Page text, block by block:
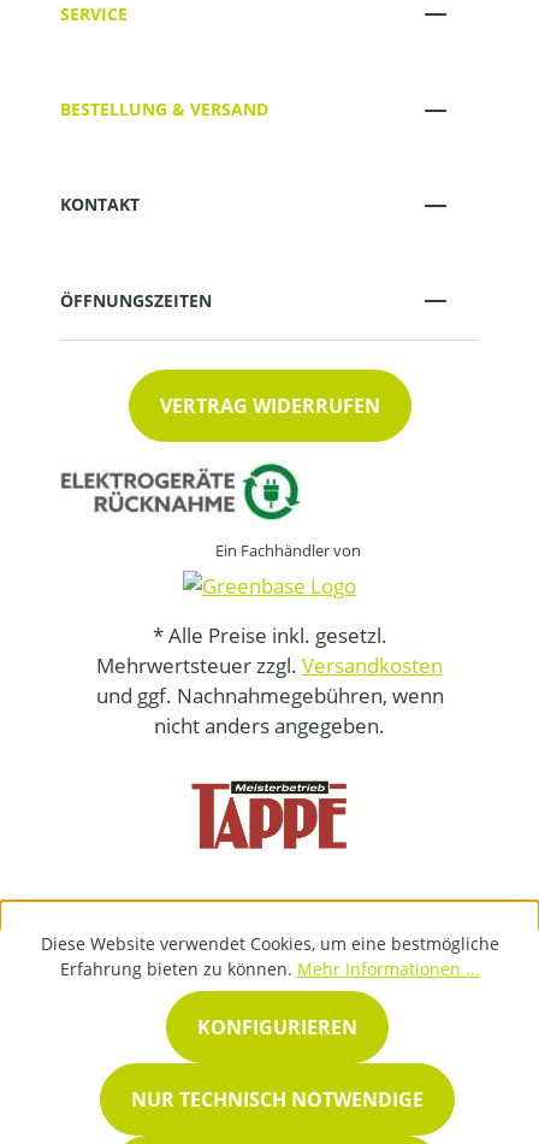
SERVICE
BESTELLUNG & VERSAND
KONTAKT
ÖFFNUNGSZEITEN
VERTRAG WIDERRUFEN
Ein Fachhändler von
* Alle Preise inkl. gesetzl.
Mehrwertsteuer zzgl. Versandkosten
und ggf. Nachnahmegebühren, wenn
nicht anders angegeben.
Diese Website verwendet Cookies, um eine bestmögliche
Erfahrung bieten zu können. Mehr Informationen ...
NUR TECHNISCH NOTWENDIGE
KONFIGURIEREN